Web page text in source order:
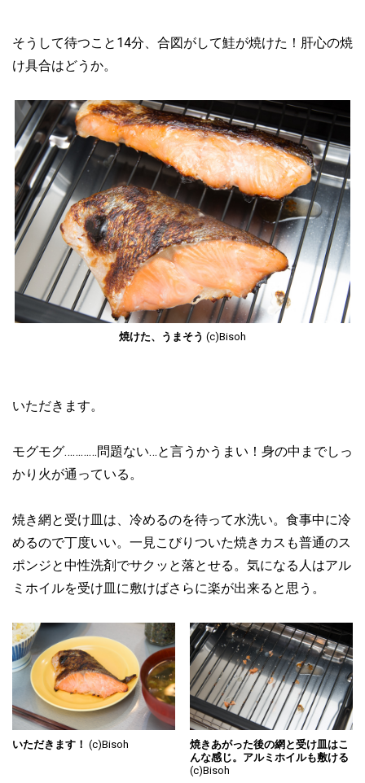
そうして待つこと14分、合図がして鮭が焼けた！肝心の焼
け具合はどうか。
焼けた、うまそう (c)Bisoh
いただきます。
モグモグ…………問題ない…と言うかうまい！身の中までしっ
かり火が通っている。
焼き網と受け皿は、冷めるのを待って水洗い。食事中に冷
めるので丁度いい。一見こびりついた焼きカスも普通のス
ポンジと中性洗剤でサクッと落とせる。気になる人はアル
ミホイルを受け皿に敷けばさらに楽が出来ると思う。
いただきます！ (c)Bisoh
焼きあがった後の網と受け皿はこ
んな感じ。アルミホイルも敷ける
(c)Bisoh